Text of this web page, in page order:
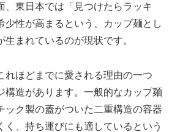
、東日本では「見つけたらラッキ
少性が高まるという、カップ麺とし
まれているのが現状です。
れほどまでに愛される理由の一つ
構造があります。一般的なカップ麺
ック製の蓋がついた二重構造の容器
く、持ち運びにも適しているという